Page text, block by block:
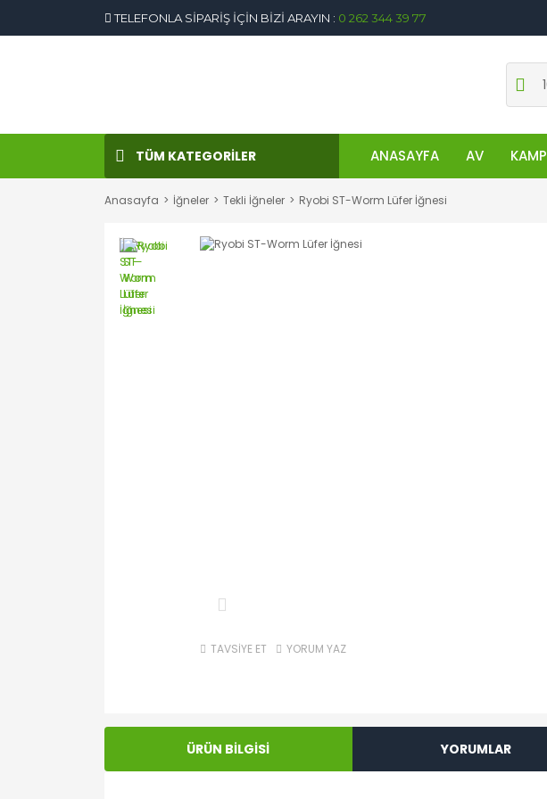
TELEFONLA SİPARİŞ İÇİN BİZİ ARAYIN : 0 262 344 39 77
TÜM KATEGORİLER ANASAYFA AV KAMP
Anasayfa İğneler Tekli İğneler Ryobi ST-Worm Lüfer İğnesi
TAVSİYE ET YORUM YAZ
ÜRÜN BİLGİSİ YORUMLAR